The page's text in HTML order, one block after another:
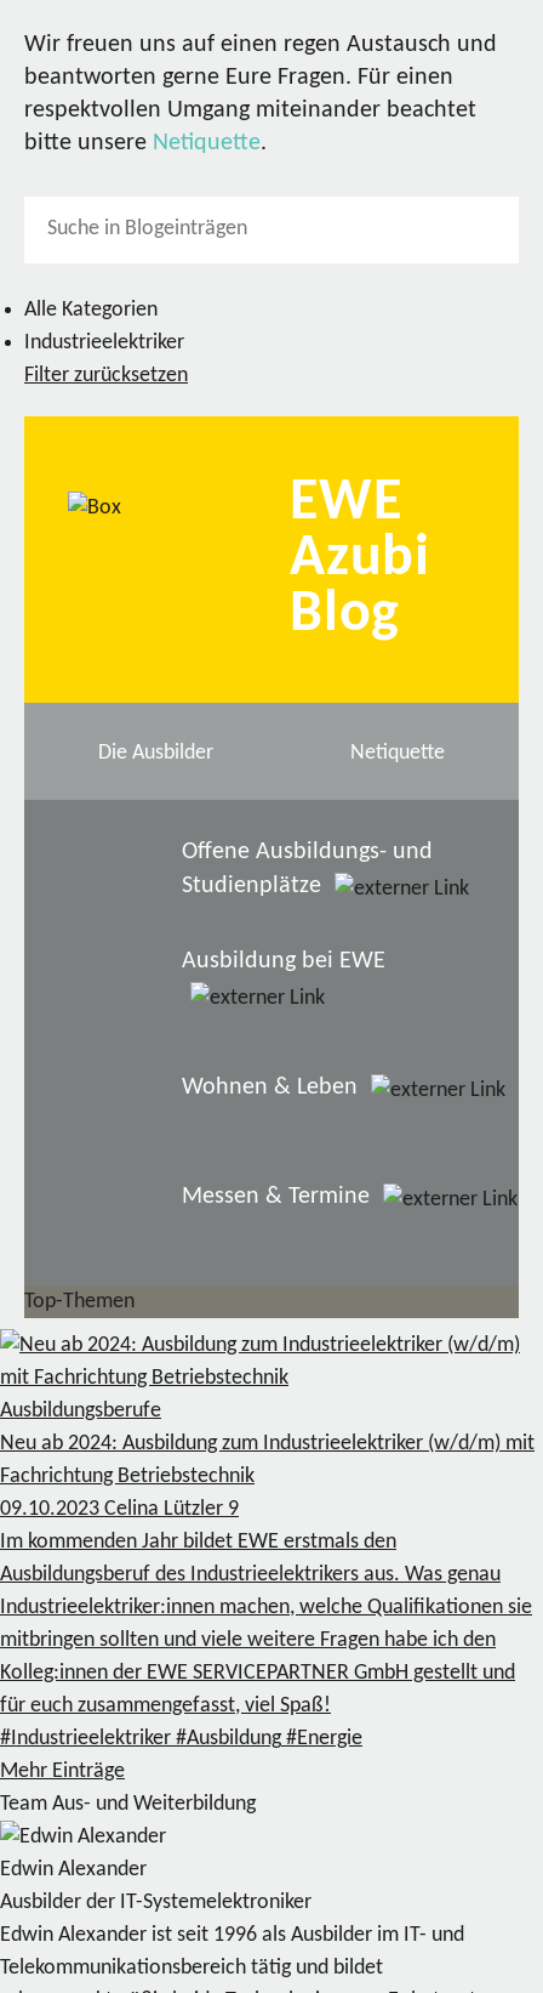
Wir freuen uns auf einen regen Austausch und
beantworten gerne Eure Fragen. Für einen
respektvollen Umgang miteinander beachtet
bitte unsere Netiquette.
Alle Kategorien
Industrieelektriker
Filter zurücksetzen
EWE
Azubi
Blog
Die Ausbilder Netiquette
Offene Ausbildungs- und
Studienplätze
Ausbildung bei EWE
Wohnen & Leben
Messen & Termine
Top-Themen
Ausbildungsberufe
Neu ab 2024: Ausbildung zum Industrieelektriker (w/d/m) mit
Fachrichtung Betriebstechnik
09.10.2023 Celina Lützler 9
Im kommenden Jahr bildet EWE erstmals den
Ausbildungsberuf des Industrieelektrikers aus. Was genau
Industrieelektriker:innen machen, welche Qualifikationen sie
mitbringen sollten und viele weitere Fragen habe ich den
Kolleg:innen der EWE SERVICEPARTNER GmbH gestellt und
für euch zusammengefasst, viel Spaß!
#Industrieelektriker #Ausbildung #Energie
Mehr Einträge
Team Aus- und Weiterbildung
Edwin Alexander
Ausbilder der IT-Systemelektroniker
Edwin Alexander ist seit 1996 als Ausbilder im IT- und
Telekommunikationsbereich tätig und bildet